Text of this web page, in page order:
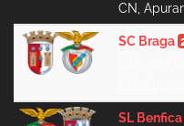
CN,
SC Braga
SL Benfica